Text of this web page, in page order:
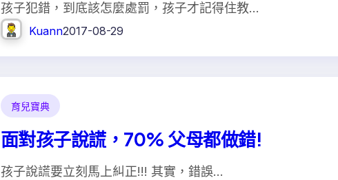
孩子犯錯，到底該怎麼處罰，孩子才記得住教…
Kuann2017-08-29
育兒寶典
面對孩子說謊，70% 父母都做錯!
孩子說謊要立刻馬上糾正!!! 其實，錯誤…